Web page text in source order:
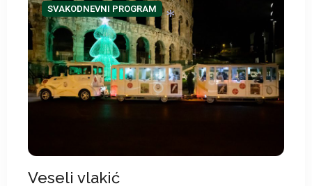
SVAKODNEVNI PROGRAM
Veseli vlakić
*